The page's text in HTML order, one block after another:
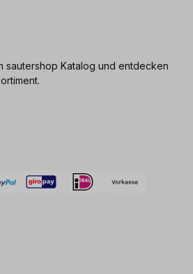
sautershop Katalog und entdecken